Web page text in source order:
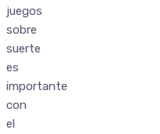
juegos
sobre
suerte
es
importante
con
el